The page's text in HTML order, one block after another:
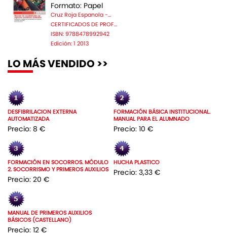
Formato: Papel
Cruz Roja Espanola -...
CERTIFICADOS DE PROF...
ISBN: 9788478992942
Edición: 1 2013
LO MÁS VENDIDO >>
DESFIBRILACION EXTERNA
AUTOMATIZADA
Precio: 8 €
FORMACIÓN BÁSICA INSTITUCIONAL.
MANUAL PARA EL ALUMNADO
Precio: 10 €
FORMACIÓN EN SOCORROS. MÓDULO
2. SOCORRISMO Y PRIMEROS AUXILIOS
Precio: 20 €
HUCHA PLASTICO
Precio: 3,33 €
MANUAL DE PRIMEROS AUXILIOS
BÁSICOS (CASTELLANO)
Precio: 12 €